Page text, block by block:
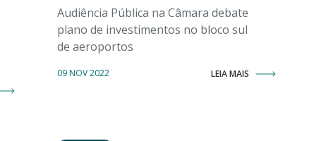
Audiência Pública na Câmara debate
plano de investimentos no bloco sul
de aeroportos
09 NOV 2022 LEIA MAIS